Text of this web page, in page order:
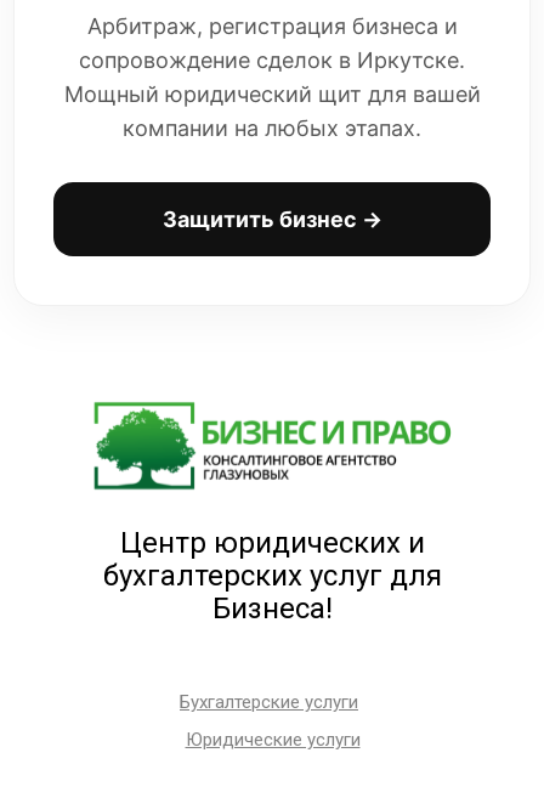
Арбитраж, регистрация бизнеса и
сопровождение сделок в Иркутске.
Мощный юридический щит для вашей
компании на любых этапах.
Защитить бизнес →
Центр юридических и
бухгалтерских услуг для
Бизнеса!
Бухгалтерские услуги
Юридические услуги